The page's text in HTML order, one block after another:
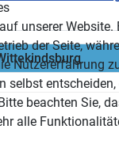
unserer
der Seite,
Nutzererfahrung
selbst
beachten Sie,
alle